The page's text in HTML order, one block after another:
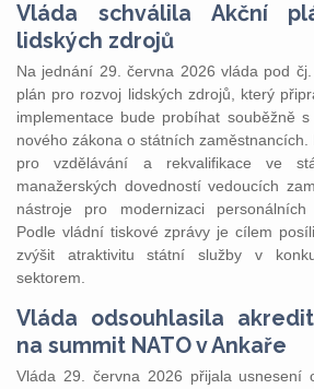
Vláda schválila Akční
lidských zdrojů
Na jednání 29. června 2026 vláda pod
plán pro rozvoj lidských zdrojů, který
implementace bude probíhat souběžně
nového zákona o státních
pro vzdělávání a rekvalifikace ve
manažerských dovedností vedoucích
nástroje pro modernizaci personálních
Podle vládní tiskové zprávy je cílem
zvýšit atraktivitu státní služby v
sektorem.
Vláda odsouhlasila
na summit NATO v Ankaře
Vláda 29. června 2026 přijala usnesení